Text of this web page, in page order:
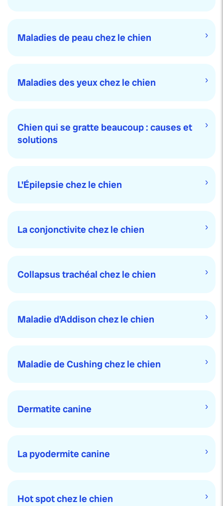
Maladies de peau chez le chien
Maladies des yeux chez le chien
Chien qui se gratte beaucoup : causes et
solutions
L'Épilepsie chez le chien
La conjonctivite chez le chien
Collapsus trachéal chez le chien
Maladie d'Addison chez le chien
Maladie de Cushing chez le chien
Dermatite canine
La pyodermite canine
Hot spot chez le chien